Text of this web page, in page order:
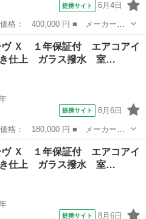
提携サイト 6月4日
イース ■ グレード名： Ｌ ス
レコーダー 衝突被害軽減システ
ヴ Ｘ １年保証付 エアコアイ
き仕上 ガラス撥水 室…
提携サイト 8月6日
ヴ ■ グレード名： Ｘ １年保
上 ガラス撥水 室内除菌クリー
車両
ヴ Ｘ １年保証付 エアコアイ
き仕上 ガラス撥水 室…
提携サイト 8月6日